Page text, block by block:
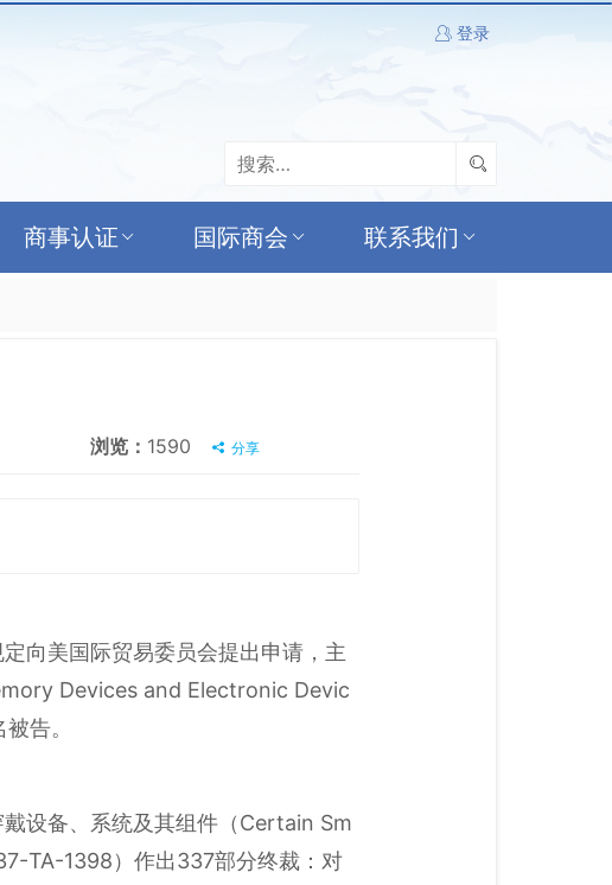
登录
商事认证 国际商会 联系我们
浏览： 1590 分享
向美国际贸易委员会提出申请，主
Devices and Electronic Devic
告。
设备、系统及其组件（Certain Sm
TA-1398）作出337部分终裁：对